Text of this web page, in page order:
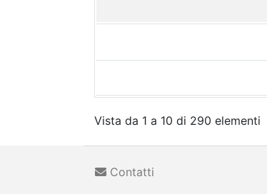
Vista da 1 a 10 di 290 elementi
Contatti